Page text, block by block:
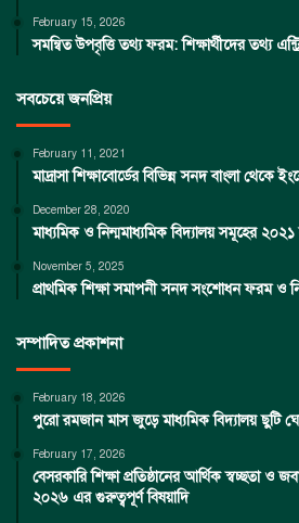
February 15, 2026
সমন্বিত উপবৃত্তি তথ্য ফরম: শিক্ষার্থীদের তথ্য
সবচেয়ে জনপ্রিয়
February 11, 2021
মাদ্রাসা শিক্ষাবোর্ডের বিভিন্ন সনদ বাংলা থেকে
December 28, 2020
মাধ্যমিক ও নিন্মমাধ্যমিক বিদ্যালয় সমূহের ২০২১
November 5, 2025
প্রাথমিক শিক্ষা সমাপনী সনদ সংশোধন ফরম ও
সম্পাদিত প্রকাশনা
February 18, 2026
পুরো রমজান মাস জুড়ে মাধ্যমিক বিদ্যালয় ছুটি
February 17, 2026
বেসরকারি শিক্ষা প্রতিষ্ঠানের আর্থিক স্বচ্ছতা ও
২০২৬ এর গুরুত্বপূর্ণ বিষয়াদি